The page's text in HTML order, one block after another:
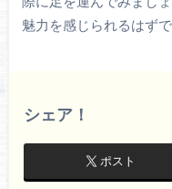
魅力を感じられるはずで
シェア！
ポスト